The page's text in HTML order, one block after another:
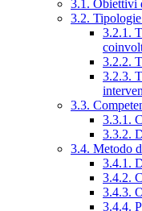
3.1. Obiettivi
3.2.
3.2.1.
3.2.2.
3.2.3.
3.3.
3.3.1.
3.3.2.
3.4. Metodo
3.4.1.
3.4.2.
3.4.3.
3.4.4.